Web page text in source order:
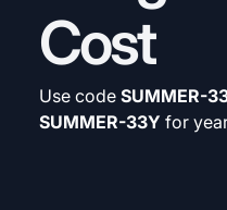
Cost
Use code SUMMER-
SUMMER-33Y for